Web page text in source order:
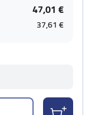
47,01 €
37,61 €